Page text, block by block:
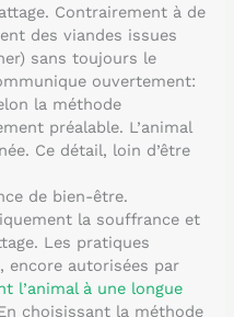
Contrairement à de
des viandes issues
sans toujours le
ouvertement:
la méthode
préalable. L’animal
Ce détail, loin d’être
de bien-être.
la souffrance et
Les pratiques
encore autorisées par
l’animal à une longue
choisissant la méthode